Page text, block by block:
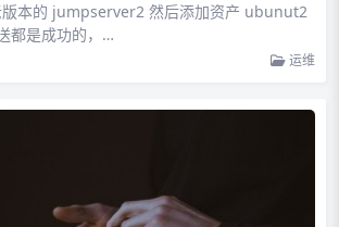
版本的 jumpserver2 然后添加资产 ubunut2
都是成功的，…
运维